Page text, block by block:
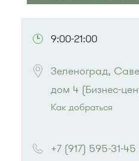
9:00-21:00
Зеленоград,
дом 4 (Бизнес-
Как добраться
Автобусы № 2, 3, 9, 11,
Маршрутка № 409м,
+7 (917) 595-31-45